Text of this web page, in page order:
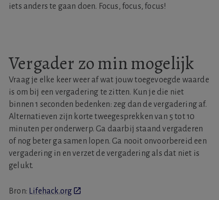
iets anders te gaan doen. Focus, focus, focus!
Vergader zo min mogelijk
Vraag je elke keer weer af wat jouw toegevoegde waarde
is om bij een vergadering te zitten. Kun je die niet
binnen 1 seconden bedenken: zeg dan de vergadering af.
Alternatieven zijn korte tweegesprekken van 5 tot 10
minuten per onderwerp. Ga daarbij staand vergaderen
of nog beter ga samen lopen. Ga nooit onvoorbereid een
vergadering in en verzet de vergadering als dat niet is
gelukt.
Bron: Lifehack.org